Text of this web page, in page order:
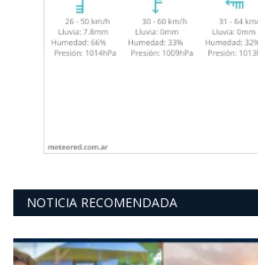
NOTICIA RECOMENDADA